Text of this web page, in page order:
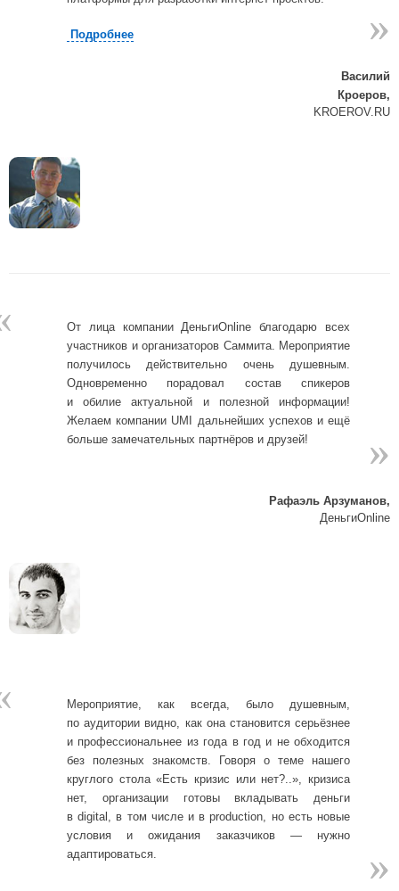
Подробнее »
»
Василий
Кроеров,
KROEROV.RU
От лица компании ДеньгиOnline благодарю всех
участников и организаторов Саммита. Мероприятие
получилось действительно очень душевным.
Одновременно порадовал состав спикеров
и обилие актуальной и полезной информации!
Желаем компании UMI дальнейших успехов и ещё
больше замечательных партнёров и друзей!
»
»
Рафаэль Арзуманов,
ДеньгиOnline
Мероприятие, как всегда, было душевным,
по аудитории видно, как она становится серьёзнее
и профессиональнее из года в год и не обходится
без полезных знакомств. Говоря о теме нашего
круглого стола «Есть кризис или нет?..», кризиса
нет, организации готовы вкладывать деньги
в digital, в том числе и в production, но есть новые
условия и ожидания заказчиков — нужно
адаптироваться.
»
»